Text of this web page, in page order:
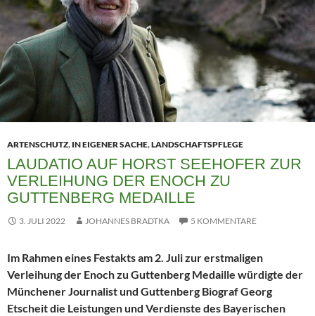
ARTENSCHUTZ, IN EIGENER SACHE,LANDSCHAFTSPFLEGE
LAUDATIO AUF HORST SEEHOFER ZUR
VERLEIHUNG DER ENOCH ZU
GUTTENBERG MEDAILLE
3. JULI 2022 JOHANNES BRADTKA 5 KOMMENTARE
Im Rahmen eines Festakts am 2. Juli zur erstmaligen
Verleihung der Enoch zu Guttenberg Medaille würdigte der
Münchener Journalist und Guttenberg Biograf Georg
Etscheit die Leistungen und Verdienste des Bayerischen